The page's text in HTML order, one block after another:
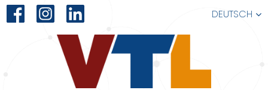
DEUTSCH